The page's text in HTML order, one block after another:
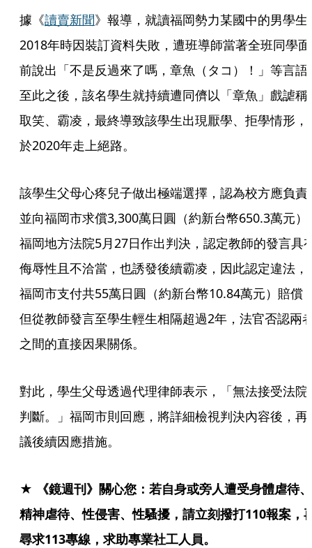
據《讀賣新聞》報導，就讀福岡勢力某國中的男學生
2018年時因裝訂資料失敗，遭班導師當著全班同學面
前說出「不是反過來了嗎，章魚（タコ）！」等言語
至此之後，該名學生就持續遭同儕以「章魚」戲謔稱
取笑、霸凌，最終導致該學生出現厭學、拒學情形，
於2020年走上絕路。
該學生父母心疼兒子做出極端選擇，認為校方應負責
並向福岡市求償3,300萬日圓（約新台幣650.3萬元）
福岡地方法院5月27日作出判決，認定教師的發言具
侮辱性且不洽當，也誘發後續霸凌，因此認定違法，
福岡市支付共55萬日圓（約新台幣10.84萬元）賠償
但從教師發言至學生輕生相隔超過2年，法官否認兩
之間的直接因果關係。
對此，學生父母透過代理律師表示，「無法接受法院
判斷。」福岡市則回應，將詳細檢視判決內容後，再
議後續因應措施。
★ 《鏡週刊》關心您：若自身或旁人遭受身體虐待、
精神虐待、性侵害、性騷擾，請立刻撥打110報案，
尋求113專線，求助專業社工人員。